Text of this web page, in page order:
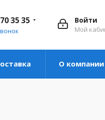
Войти
35 35
О компании